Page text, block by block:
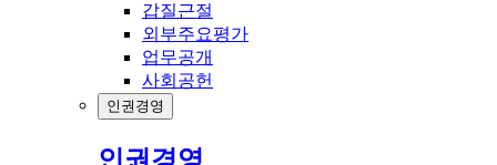
갑질근절
외부주요평가
업무공개
사회공헌
인권경영